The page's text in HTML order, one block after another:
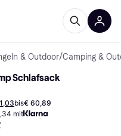
& Outdoor/Camping &
Schlafsack
bis€ 60,89
mit